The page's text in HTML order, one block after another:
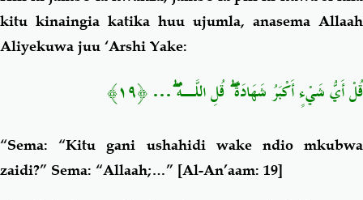
kitu kinaingia katika huu ujumla, anasema Allaah
Aliyekuwa juu ‘Arshi Yake:
قُلْ أَيُّ شَيْءٍ أَكْبَرُ شَهَادَةً ۖ قُلِ اللَّـهُ ۖ… ﴿١٩﴾
“Sema: “Kitu gani ushahidi wake ndio mkubwa
zaidi?” Sema: “Allaah;…” [Al-An’aam: 19]